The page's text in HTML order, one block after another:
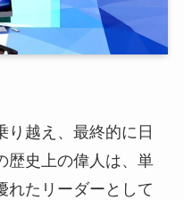
り越え、最終的に日
歴史上の偉人は、単
れたリーダーとして